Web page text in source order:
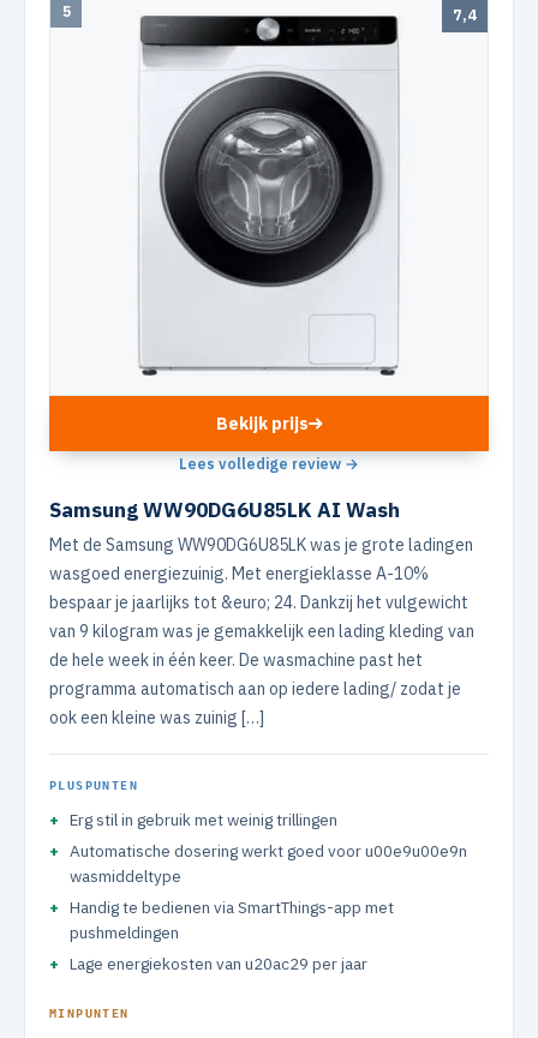
5 7,4
Bekijk prijs
Lees volledige review →
Samsung WW90DG6U85LK AI Wash
Met de Samsung WW90DG6U85LK was je grote ladingen
wasgoed energiezuinig. Met energieklasse A-10%
bespaar je jaarlijks tot &euro; 24. Dankzij het vulgewicht
van 9 kilogram was je gemakkelijk een lading kleding van
de hele week in één keer. De wasmachine past het
programma automatisch aan op iedere lading/ zodat je
ook een kleine was zuinig […]
PLUSPUNTEN
Erg stil in gebruik met weinig trillingen
Automatische dosering werkt goed voor u00e9u00e9n
wasmiddeltype
Handig te bedienen via SmartThings-app met
pushmeldingen
Lage energiekosten van u20ac29 per jaar
MINPUNTEN